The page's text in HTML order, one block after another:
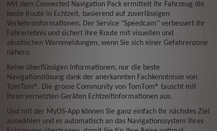
Mit dem Connected Navigation Pack ermittelt Ihr Fahrzeug die
beste Route in Echtzeit, basierend auf zuverlässigen
Verkehrsinformationen. Der Service "Speedcam" verbessert Ihr
Fahrerlebnis und sichert Ihre Route mit visuellen und
akustischen Warnmeldungen, wenn Sie sich einer Gefahrenzone
nähern.
Keine überflüssigen Informationen, nur die beste
Navigationslösung dank der anerkannten Fachkenntnisse von
TomTom®. Die grosse Community von TomTom® tauscht mit
Ihren vernetzten Geräten Echtzeitinformationen aus.
Und mit der MyDS-App können Sie ganz einfach Ihr nächstes Ziel
auswählen und es automatisch an das Navigationssystem Ihres